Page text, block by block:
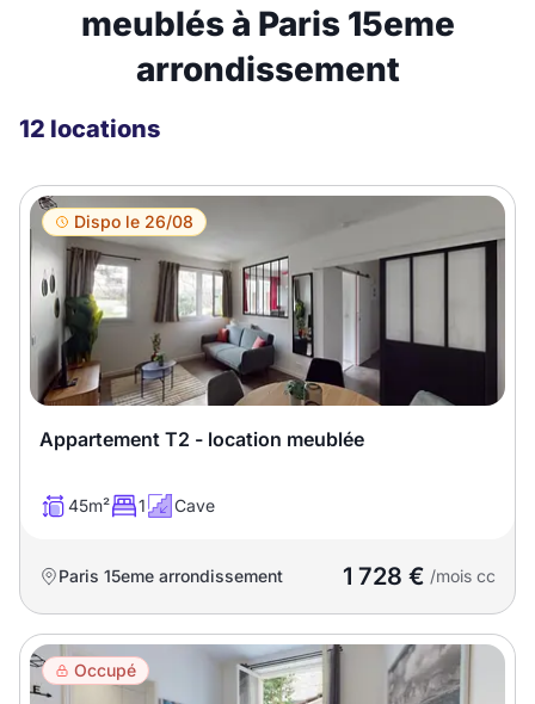
Résidence étudiante
Meublé ?
Montant du loyer
€
Nombre de pièces
Studio T1
T10 T11 T12
meublés à Paris 15eme
arrondissement
12 locations
Dispo le 26/08
Appartement T2 - location meublée
45m² 1 Cave
Paris 15eme arrondissement 1 728 € /mois cc
Occupé